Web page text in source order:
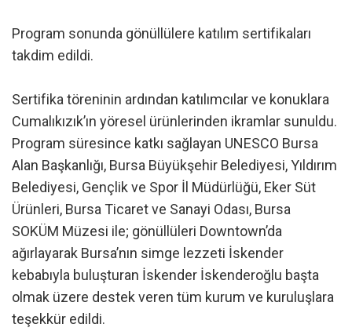
Program sonunda gönüllülere katılım sertifikaları
takdim edildi.
Sertifika töreninin ardından katılımcılar ve konuklara
Cumalıkızık’ın yöresel ürünlerinden ikramlar sunuldu.
Program süresince katkı sağlayan UNESCO Bursa
Alan Başkanlığı, Bursa Büyükşehir Belediyesi, Yıldırım
Belediyesi, Gençlik ve Spor İl Müdürlüğü, Eker Süt
Ürünleri, Bursa Ticaret ve Sanayi Odası, Bursa
SOKÜM Müzesi ile; gönüllüleri Downtown’da
ağırlayarak Bursa’nın simge lezzeti İskender
kebabıyla buluşturan İskender İskenderoğlu başta
olmak üzere destek veren tüm kurum ve kuruluşlara
teşekkür edildi.